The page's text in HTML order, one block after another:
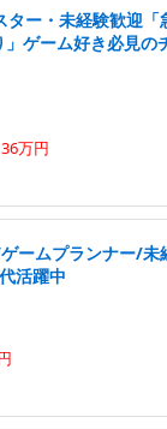
ター・未経験歓迎
ゲーム好き必見の
万円
ームプランナー/
活躍中